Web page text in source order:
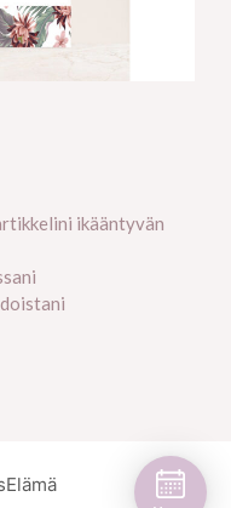
ikääntyvän